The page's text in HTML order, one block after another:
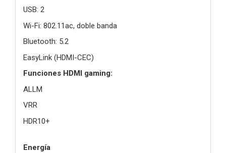
USB: 2
Wi-Fi: 802.11ac, doble banda
Bluetooth: 5.2
EasyLink (HDMI-CEC)
Funciones HDMI gaming:
ALLM
VRR
HDR10+
Energía